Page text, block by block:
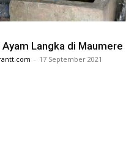
Ayam Langka di Maumere
- 17 September 2021